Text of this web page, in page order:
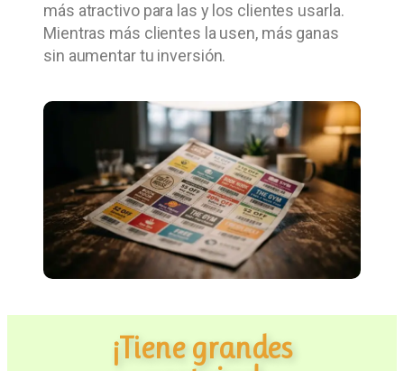
más atractivo para las y los clientes usarla.
Mientras más clientes la usen, más ganas
sin aumentar tu inversión.
¡Tiene grandes